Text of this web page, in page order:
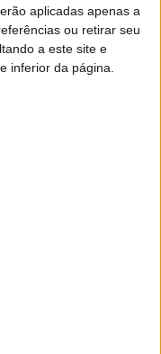
aplicadas apenas a
ou retirar seu
a este site e
inferior da página.